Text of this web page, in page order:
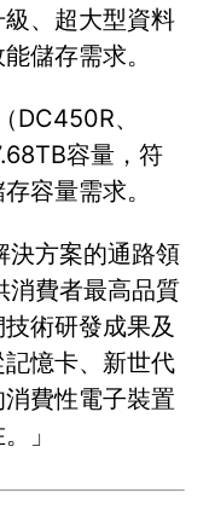
、超大型資料
儲存需求。
DC450R、
容量，符
容量需求。
方案的通路領
費者最高品質
術研發成果及
憶卡、新世代
費性電子裝置
」